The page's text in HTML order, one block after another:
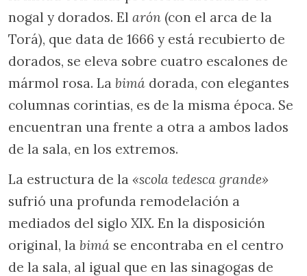
nogal y dorados. El arón (con el arca de la
Torá), que data de 1666 y está recubierto de
dorados, se eleva sobre cuatro escalones de
mármol rosa. La bimá dorada, con elegantes
columnas corintias, es de la misma época. Se
encuentran una frente a otra a ambos lados
de la sala, en los extremos.
La estructura de la «scola tedesca grande»
sufrió una profunda remodelación a
mediados del siglo XIX. En la disposición
original, la bimá se encontraba en el centro
de la sala, al igual que en las sinagogas de